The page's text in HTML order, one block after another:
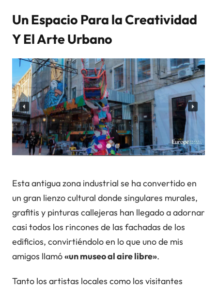
Un Espacio Para la Creatividad
Y El Arte Urbano
Esta antigua zona industrial se ha convertido en
un gran lienzo cultural donde singulares murales,
grafitis y pinturas callejeras han llegado a adornar
casi todos los rincones de las fachadas de los
edificios, convirtiéndolo en lo que uno de mis
amigos llamó«un museo al aire libre».
Tanto los artistas locales como los visitantes